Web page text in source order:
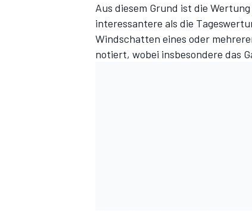
Aus diesem Grund ist die
interessantere als die
Windschatten eines oder
notiert, wobei insbesondere das